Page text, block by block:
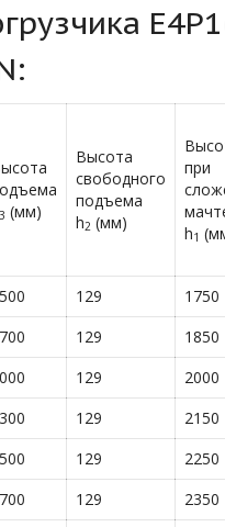
3 (мм)
Высота
свободного
подъема
h2 (мм)
при
h1
129 1750
129 1850
129 2000
129 2150
129 2250
129 2350